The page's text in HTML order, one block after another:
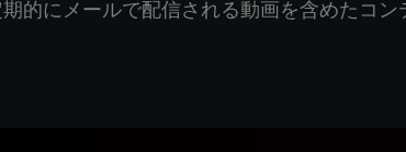
期的にメールで配信される動画を含めたコ